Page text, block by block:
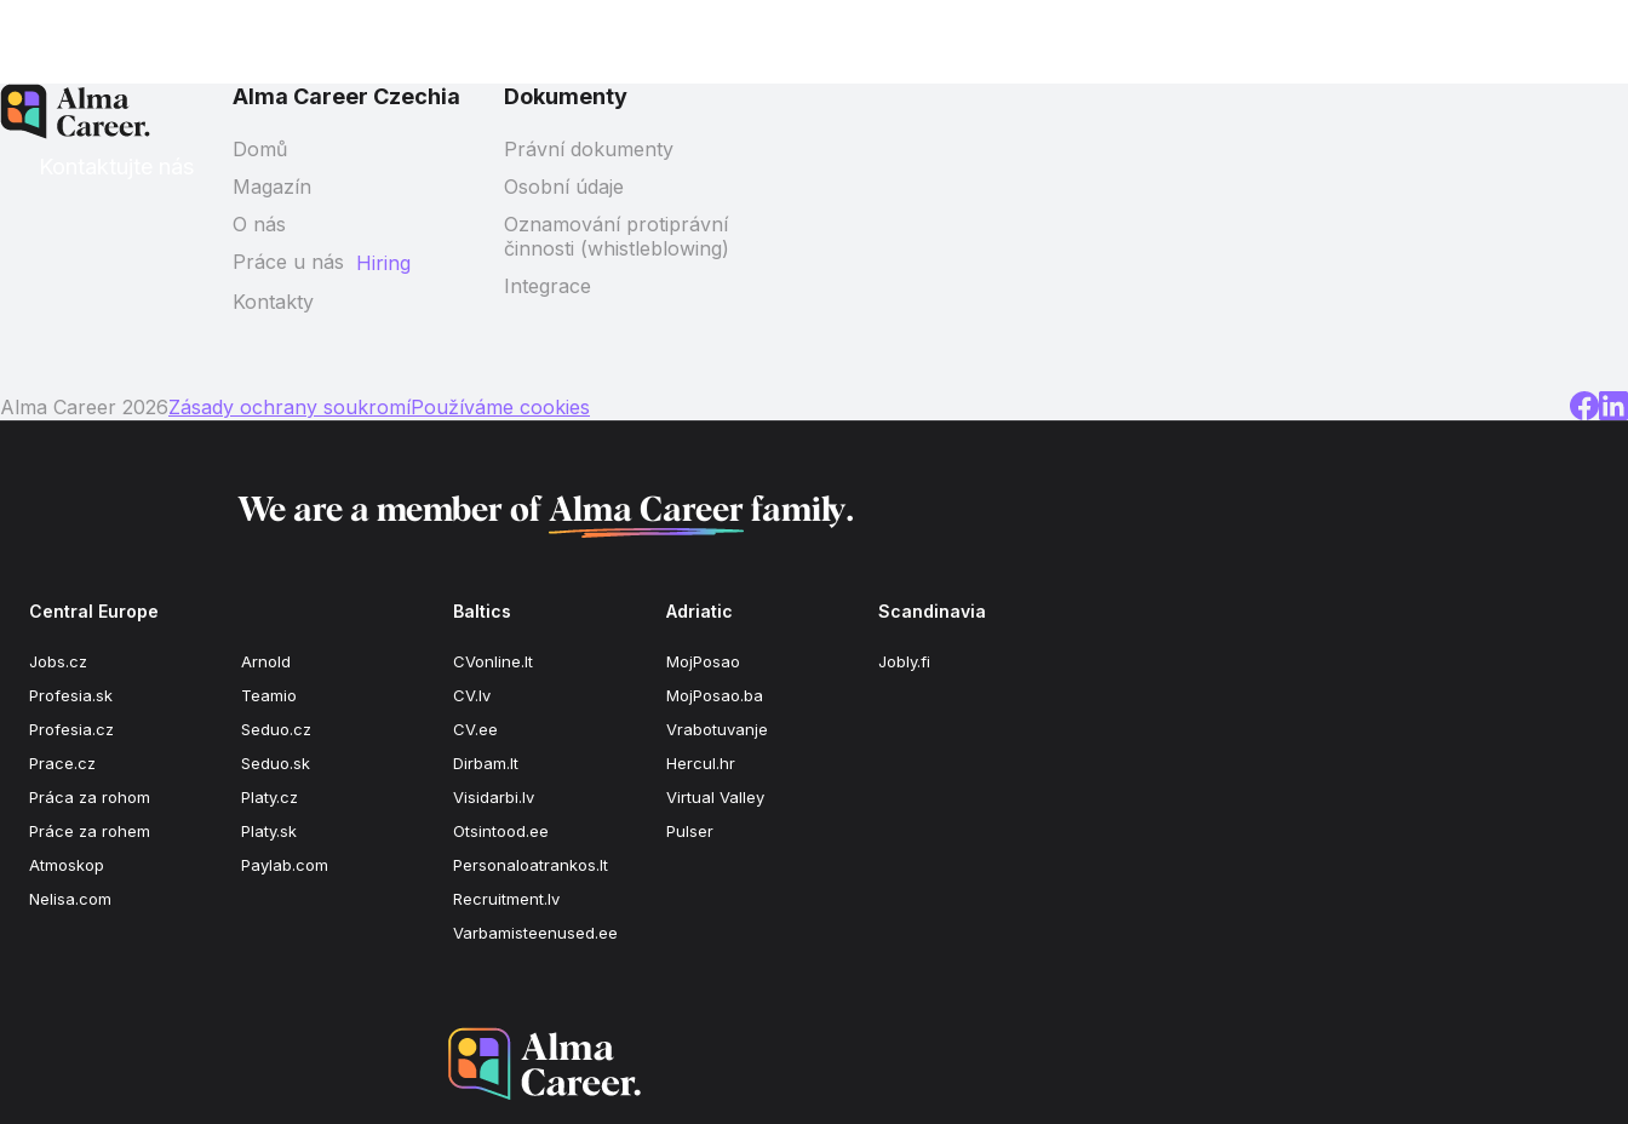
Alma Career Czechia
Domů
Magazín
O nás
Práce u nás Hiring
Kontakty
Dokumenty
Právní dokumenty
Osobní údaje
Oznamování protiprávní
činnosti (whistleblowing)
Integrace
Alma Career 2026Zásady ochrany soukromíPoužíváme cookies
We are a member of Alma Careerfamily.
Central Europe
Jobs.cz
Profesia.sk
Profesia.cz
Prace.cz
Práca za rohom
Práce za rohem
Atmoskop
Nelisa.com
Arnold
Teamio
Seduo.cz
Seduo.sk
Platy.cz
Platy.sk
Paylab.com
Baltics
CVonline.lt
CV.lv
CV.ee
Dirbam.lt
Visidarbi.lv
Otsintood.ee
Personaloatrankos.lt
Recruitment.lv
Varbamisteenused.ee
Adriatic
MojPosao
MojPosao.ba
Vrabotuvanje
Hercul.hr
Virtual Valley
Pulser
Scandinavia
Jobly.fi